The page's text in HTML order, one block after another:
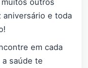
outros
aniversário e toda
em cada
saúde te